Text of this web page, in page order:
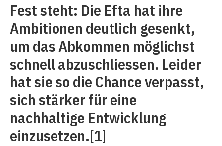
Fest steht: Die Efta hat ihre
Ambitionen deutlich gesenkt,
um das Abkommen möglichst
schnell abzuschliessen. Leider
hat sie so die Chance verpasst,
sich stärker für eine
nachhaltige Entwicklung
einzusetzen.[1]